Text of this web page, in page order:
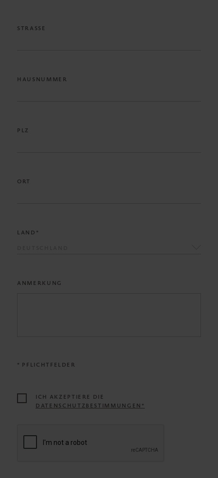
STRASSE
HAUSNUMMER
PLZ
ORT
LAND*
ANMERKUNG
* PFLICHTFELDER
ICH AKZEPTIERE DIE
DATENSCHUTZBESTIMMUNGEN*